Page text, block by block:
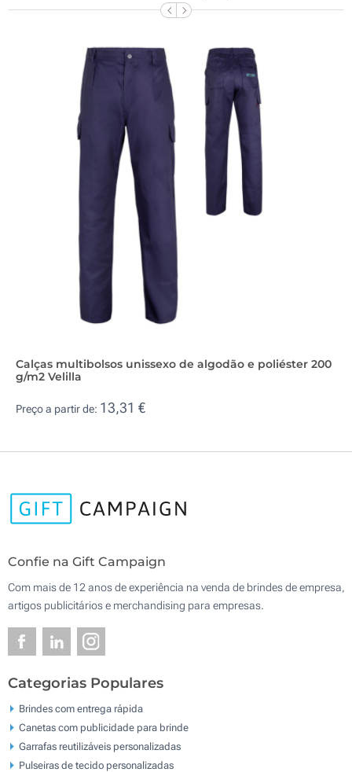
Calças multibolsos unissexo de algodão e poliéster 200
g/m2 Velilla
Preço a partir de: 13,31 €
Confie na Gift Campaign
Com mais de 12 anos de experiência na venda de brindes de empresa,
artigos publicitários e merchandising para empresas.
Categorias Populares
Brindes com entrega rápida
Canetas com publicidade para brinde
Garrafas reutilizáveis personalizadas
Pulseiras de tecido personalizadas